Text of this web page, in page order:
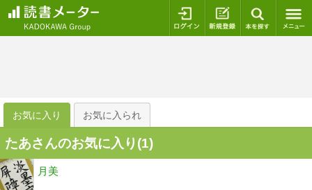
ログイン 新規登録
お気に入り お気に入られ
たあさんのお気に入り(1)
月美